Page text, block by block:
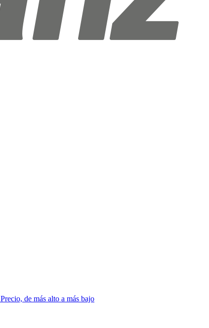
Precio, de más alto a más bajo